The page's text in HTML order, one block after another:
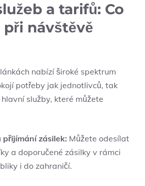
a tarifů: Co
návštěvě
nabízí široké spektrum
potřeby jak jednotlivců, tak
služby, které můžete
přijímání zásilek: Můžete odesílat
a doporučené zásilky v rámci
i do zahraničí.